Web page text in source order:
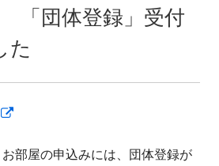
団体登録」受付
た
い
お部屋の申込みには、団体登録が